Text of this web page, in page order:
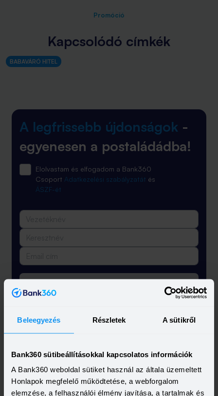
Beleegyezés Részletek A sütikről
Bank360 sütibeállításokkal kapcsolatos információk
A Bank360 weboldal sütiket használ az általa üzemeltett
Honlapok megfelelő működtetése, a webforgalom
elemzése, a felhasználói élmény javítása, a tartalmak és
Promóció
Kapcsolódó címkék
BABAVÁRÓ HITEL
A legfrissebb újdonságok -
egyenesen a postaládádba!
Elolvastam és elfogadom a Bank360
Csoport Adatkezelési szabályzatát és
ÁSZF-ét